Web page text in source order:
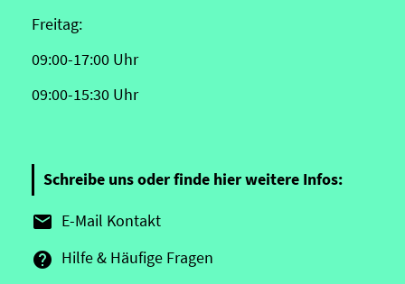
Freitag:
09:00-17:00 Uhr
09:00-15:30 Uhr
Schreibe uns oder finde hier weitere Infos:
 E-Mail Kontakt
 Hilfe & Häufige Fragen